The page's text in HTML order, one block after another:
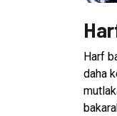
Harf
daha